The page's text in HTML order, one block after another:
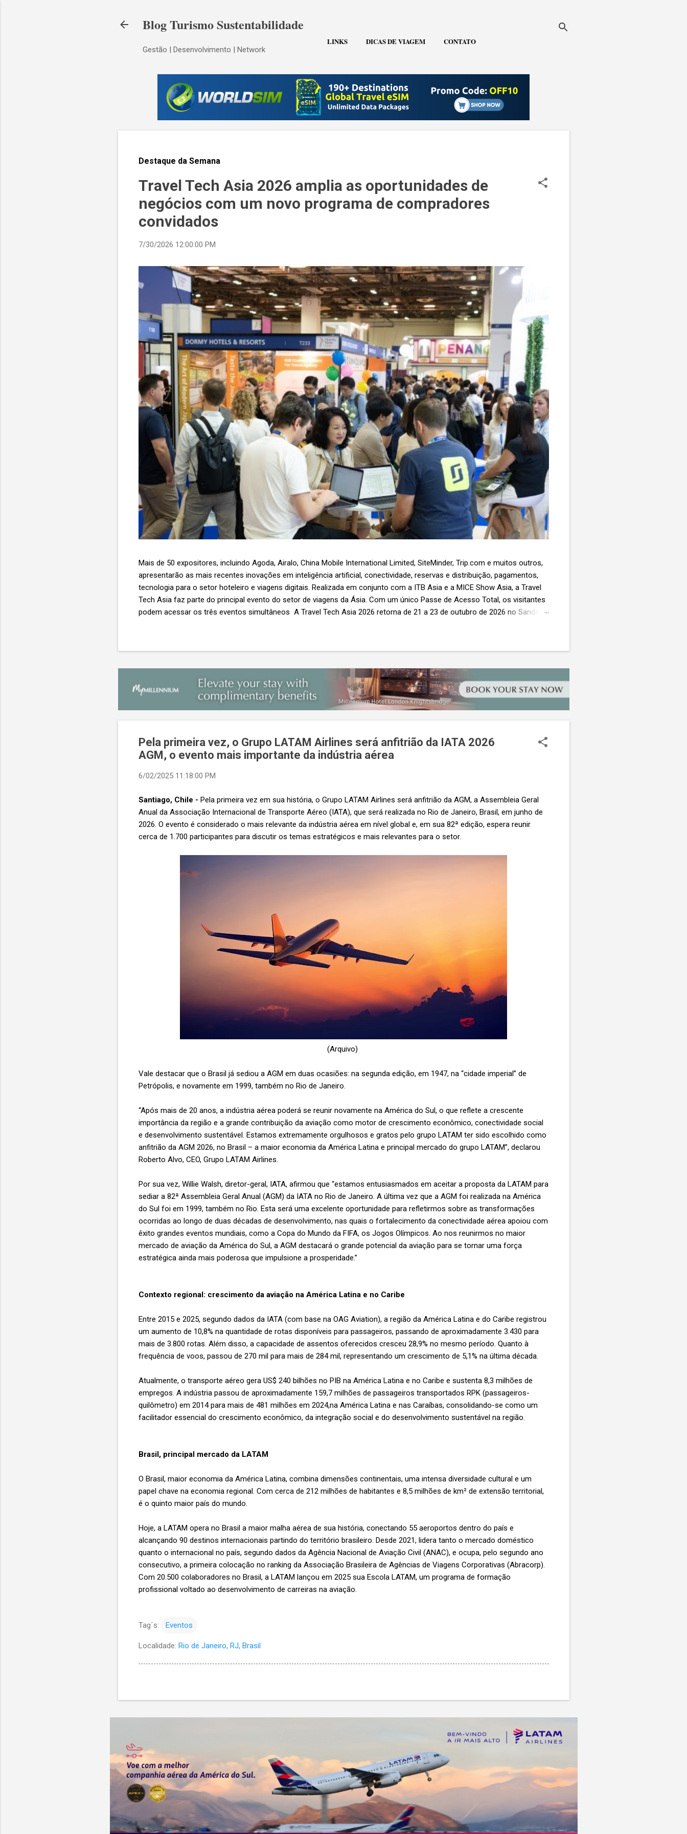
Blog Turismo Sustentabilidade
Gestão | Desenvolvimento | Network
LINKS DICAS DE VIAGEM CONTATO
Destaque da Semana
Travel Tech Asia 2026 amplia as oportunidades de
negócios com um novo programa de compradores
convidados
7/30/2026 12:00:00 PM
Mais de 50 expositores, incluindo Agoda, Airalo, China Mobile International Limited, SiteMinder, Trip.com e muitos outros,
apresentarão as mais recentes inovações em inteligência artificial, conectividade, reservas e distribuição, pagamentos,
tecnologia para o setor hoteleiro e viagens digitais. Realizada em conjunto com a ITB Asia e a MICE Show Asia, a Travel
Tech Asia faz parte do principal evento do setor de viagens da Ásia. Com um único Passe de Acesso Total, os visitantes
podem acessar os três eventos simultâneos A Travel Tech Asia 2026 retorna de 21 a 23 de outubro de 2026 no Sands
de importantes nomes do setor e debates sobre as principais tendências que impulsionam a próxima geração da
Pela primeira vez, o Grupo LATAM Airlines será anfitrião da IATA 2026
AGM, o evento mais importante da indústria aérea
6/02/2025 11:18:00 PM
Santiago, Chile - Pela primeira vez em sua história, o Grupo LATAM Airlines será anfitrião da AGM, a Assembleia Geral
Anual da Associação Internacional de Transporte Aéreo (IATA), que será realizada no Rio de Janeiro, Brasil, em junho de
2026. O evento é considerado o mais relevante da indústria aérea em nível global e, em sua 82ª edição, espera reunir
cerca de 1.700 participantes para discutir os temas estratégicos e mais relevantes para o setor.
(Arquivo)
Vale destacar que o Brasil já sediou a AGM em duas ocasiões: na segunda edição, em 1947, na “cidade imperial” de
Petrópolis, e novamente em 1999, também no Rio de Janeiro.
“Após mais de 20 anos, a indústria aérea poderá se reunir novamente na América do Sul, o que reflete a crescente
importância da região e a grande contribuição da aviação como motor de crescimento econômico, conectividade social
e desenvolvimento sustentável. Estamos extremamente orgulhosos e gratos pelo grupo LATAM ter sido escolhido como
anfitrião da AGM 2026, no Brasil – a maior economia da América Latina e principal mercado do grupo LATAM”, declarou
Roberto Alvo, CEO, Grupo LATAM Airlines.
Por sua vez, Willie Walsh, diretor-geral, IATA, afirmou que “estamos entusiasmados em aceitar a proposta da LATAM para
sediar a 82ª Assembleia Geral Anual (AGM) da IATA no Rio de Janeiro. A última vez que a AGM foi realizada na América
do Sul foi em 1999, também no Rio. Esta será uma excelente oportunidade para refletirmos sobre as transformações
ocorridas ao longo de duas décadas de desenvolvimento, nas quais o fortalecimento da conectividade aérea apoiou com
êxito grandes eventos mundiais, como a Copa do Mundo da FIFA, os Jogos Olímpicos. Ao nos reunirmos no maior
mercado de aviação da América do Sul, a AGM destacará o grande potencial da aviação para se tornar uma força
estratégica ainda mais poderosa que impulsione a prosperidade.”
Contexto regional: crescimento da aviação na América Latina e no Caribe
Entre 2015 e 2025, segundo dados da IATA (com base na OAG Aviation), a região da América Latina e do Caribe registrou
um aumento de 10,8% na quantidade de rotas disponíveis para passageiros, passando de aproximadamente 3.430 para
mais de 3.800 rotas. Além disso, a capacidade de assentos oferecidos cresceu 28,9% no mesmo período. Quanto à
frequência de voos, passou de 270 mil para mais de 284 mil, representando um crescimento de 5,1% na última década.
Atualmente, o transporte aéreo gera US$ 240 bilhões no PIB na América Latina e no Caribe e sustenta 8,3 milhões de
empregos. A indústria passou de aproximadamente 159,7 milhões de passageiros transportados RPK (passageiros-
quilômetro) em 2014 para mais de 481 milhões em 2024,na América Latina e nas Caraíbas, consolidando-se como um
facilitador essencial do crescimento econômico, da integração social e do desenvolvimento sustentável na região.
Brasil, principal mercado da LATAM
O Brasil, maior economia da América Latina, combina dimensões continentais, uma intensa diversidade cultural e um
papel chave na economia regional. Com cerca de 212 milhões de habitantes e 8,5 milhões de km² de extensão territorial,
é o quinto maior país do mundo.
Hoje, a LATAM opera no Brasil a maior malha aérea de sua história, conectando 55 aeroportos dentro do país e
alcançando 90 destinos internacionais partindo do território brasileiro. Desde 2021, lidera tanto o mercado doméstico
quanto o internacional no país, segundo dados da Agência Nacional de Aviação Civil (ANAC), e ocupa, pelo segundo ano
consecutivo, a primeira colocação no ranking da Associação Brasileira de Agências de Viagens Corporativas (Abracorp).
Com 20.500 colaboradores no Brasil, a LATAM lançou em 2025 sua Escola LATAM, um programa de formação
profissional voltado ao desenvolvimento de carreiras na aviação.
Tag´s: Eventos
Localidade: Rio de Janeiro, RJ, Brasil